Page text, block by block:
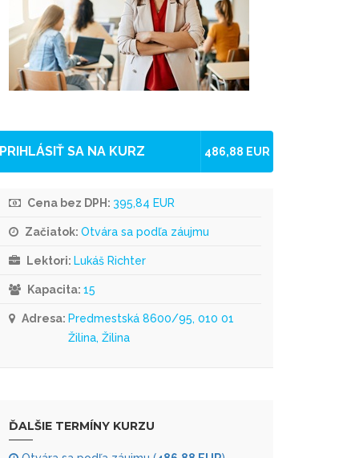
PRIHLÁSIŤ SA NA KURZ 486,88 EUR
Cena bez DPH: 395,84 EUR
Začiatok: Otvára sa podľa záujmu
Lektori: Lukáš Richter
Kapacita: 15
Adresa: Predmestská 8600/95, 010 01
Žilina, Žilina
ĎALŠIE TERMÍNY KURZU